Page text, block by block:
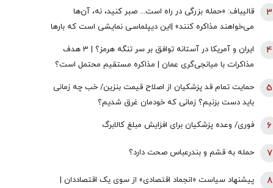
قالیباف: «حمله بزرگی در راه است... صبر کنید، نه، آن‌ها
می‌خواهند مذاکره کنند» |این دیپلماسی نمایشی است که بارها
3
ایران و آمریکا در آستانه توافق بر سر تنگه هرمز؟ | 3 هدف
مذاکرات با میانجی‌گری عمان | مذاکره مستقیم محتمل است؟
4
حمایت تمام قد پزشکیان از اصلاح قیمت بنزین/ خب چه زمانی
باید دست بزنیم؟ زمانی که خودمان غرق شدیم؟
5
فوری/ وعده پزشکیان برای افزایش مبلغ کالابرگ 6
حمله به قشم و بندرعباس صحت دارد؟ 7
پیشنهاد سیاست «انجماد اقتصادی» از سوی یک اقتصاددان |
8